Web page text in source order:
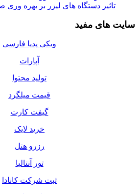
تاثیر دستگاه های لیزر بر بهره وری
سایت های مفید
ویکی پدیا فارسی
آپارات
تولید محتوا
قیمت میلگرد
گیفت کارت
خرید لایک
رزرو هتل
تور آنتالیا
ثبت شرکت کانادا